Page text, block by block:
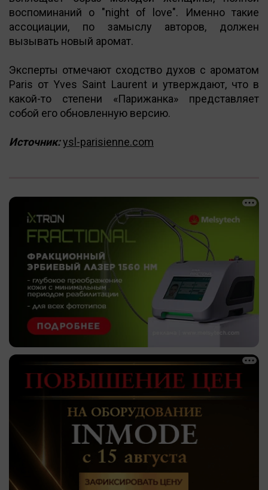
воспоминаний о "night of love". Именно такие
ассоциации, по замыслу авторов, должен
вызывать новый аромат.
Эксперты отмечают сходство духов с ароматом
Paris от Yves Saint Laurent и утверждают, что в
какой-то степени «Парижанка» представляет
собой его обновленную версию.
Источник:ysl-parisienne.com